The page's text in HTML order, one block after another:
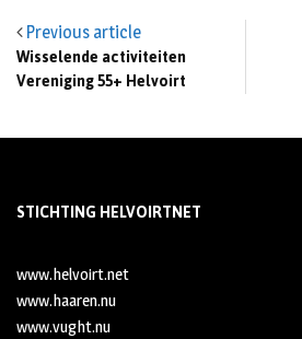
Previous article
Wisselende activiteiten
Vereniging 55+ Helvoirt
STICHTING HELVOIRTNET
www.helvoirt.net
www.haaren.nu
www.vught.nu